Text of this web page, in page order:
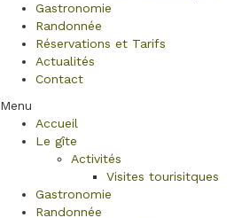
Gastronomie
Randonnée
Réservations et Tarifs
Actualités
Contact
Menu
Accueil
Le gîte
Activités
Visites tourisitques
Gastronomie
Randonnée